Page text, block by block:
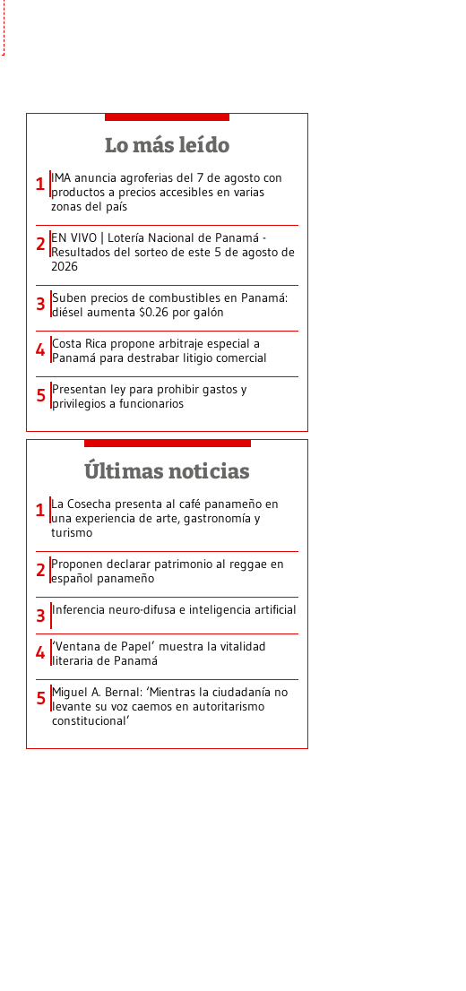
Lo más leído
1 IMA anuncia agroferias del 7 de agosto con
productos a precios accesibles en varias
zonas del país
2 EN VIVO | Lotería Nacional de Panamá -
Resultados del sorteo de este 5 de agosto de
2026
3 Suben precios de combustibles en Panamá:
diésel aumenta $0.26 por galón
4 Costa Rica propone arbitraje especial a
Panamá para destrabar litigio comercial
5 Presentan ley para prohibir gastos y
privilegios a funcionarios
Últimas noticias
1 La Cosecha presenta al café panameño en
una experiencia de arte, gastronomía y
turismo
2 Proponen declarar patrimonio al reggae en
español panameño
3 Inferencia neuro-difusa e inteligencia artificial
4 ‘Ventana de Papel’ muestra la vitalidad
literaria de Panamá
5 Miguel A. Bernal: ‘Mientras la ciudadanía no
levante su voz caemos en autoritarismo
constitucional’